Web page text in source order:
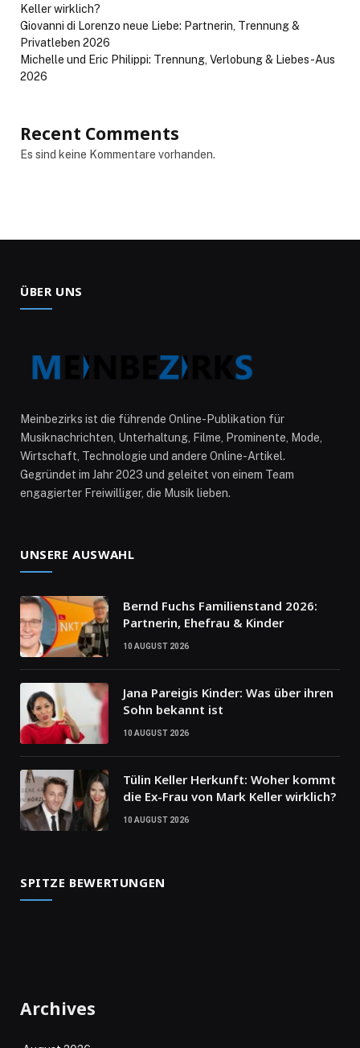
Keller wirklich?
Giovanni di Lorenzo neue Liebe: Partnerin, Trennung &
Privatleben 2026
Michelle und Eric Philippi: Trennung, Verlobung & Liebes-Aus
2026
Recent Comments
Es sind keine Kommentare vorhanden.
ÜBER UNS
Meinbezirks ist die führende Online-Publikation für
Musiknachrichten, Unterhaltung, Filme, Prominente, Mode,
Wirtschaft, Technologie und andere Online-Artikel.
Gegründet im Jahr 2023 und geleitet von einem Team
engagierter Freiwilliger, die Musik lieben.
UNSERE AUSWAHL
Bernd Fuchs Familienstand 2026:
Partnerin, Ehefrau & Kinder
10 AUGUST 2026
Jana Pareigis Kinder: Was über ihren
Sohn bekannt ist
10 AUGUST 2026
Tülin Keller Herkunft: Woher kommt
die Ex-Frau von Mark Keller wirklich?
10 AUGUST 2026
SPITZE BEWERTUNGEN
Archives